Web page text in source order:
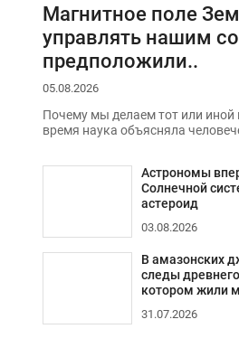
Магнитное поле
управлять нашим
предположили..
05.08.2026
Почему мы делаем тот или иной
время наука объясняла
Астрономы
Солнечной
астероид
03.08.2026
В амазонских
следы
котором жили
31.07.2026